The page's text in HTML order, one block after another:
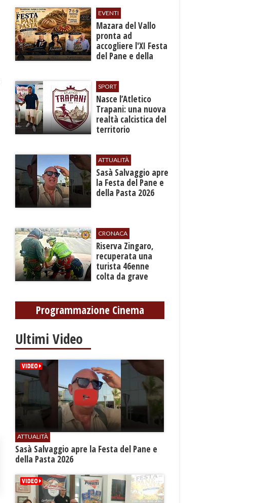
settembre
EVENTI
Mazara del Vallo
pronta ad
accogliere l'XI Festa
del Pane e della
SPORT
Nasce l’Atletico
Trapani: una nuova
realtà calcistica del
territorio
ATTUALITÀ
Sasà Salvaggio apre
la Festa del Pane e
della Pasta 2026
CRONACA
​Riserva Zingaro,
recuperata una
turista 46enne
colta da grave
Programmazione Cinema
Ultimi Video
ATTUALITÀ
Sasà Salvaggio apre la Festa del Pane e
della Pasta 2026